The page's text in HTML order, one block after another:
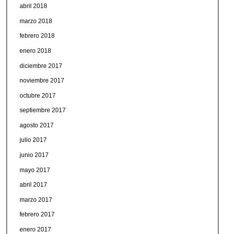
abril 2018
marzo 2018
febrero 2018
enero 2018
diciembre 2017
noviembre 2017
octubre 2017
septiembre 2017
agosto 2017
julio 2017
junio 2017
mayo 2017
abril 2017
marzo 2017
febrero 2017
enero 2017